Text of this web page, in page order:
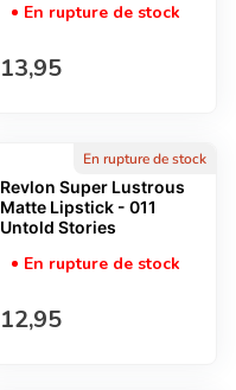
En rupture de stock
Prix normal
13,95
En rupture de stock
Revlon Super Lustrous
Matte Lipstick - 011
Untold Stories
En rupture de stock
Prix normal
12,95